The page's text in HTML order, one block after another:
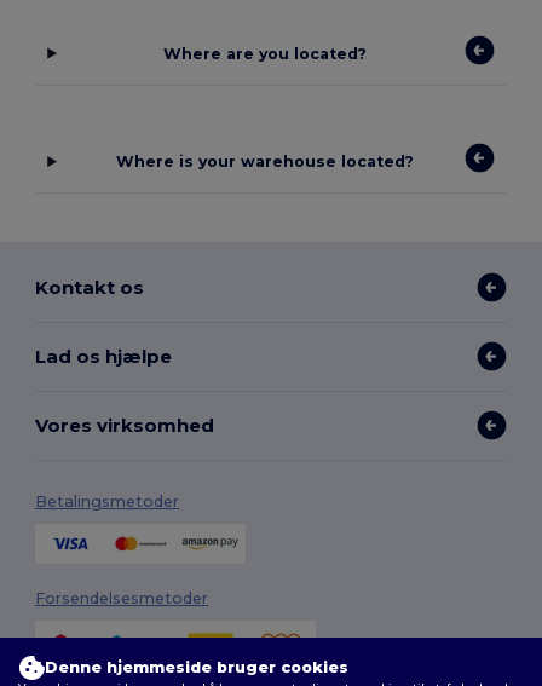
Where are you located?
Where is your warehouse located?
Kontakt os
Lad os hjælpe
Vores virksomhed
Betalingsmetoder
Forsendelsesmetoder
Denne hjemmeside bruger cookies